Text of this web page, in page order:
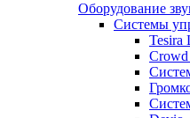
Оборудование
Системы
Tesira
Crowd